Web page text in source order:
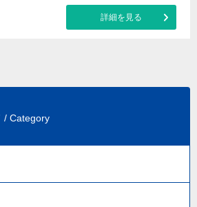
詳細を見る
/ Category